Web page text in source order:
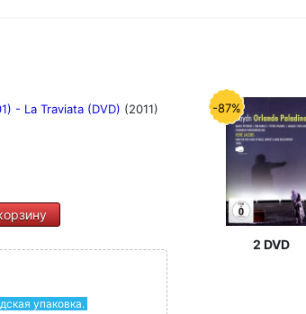
- La Traviata (DVD) (2011)
упаковка.
-87%
2 DVD